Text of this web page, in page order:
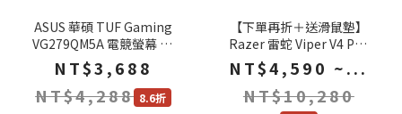
ASUS 華碩 TUF Gaming
VG279QM5A 電競螢幕 27
吋 240Hz FHD 0.3ms 內建
喇叭 電腦螢幕 遊戲螢幕
NT$3,688
NT$4,288 8.6折
【下單再折＋送滑鼠墊】
Razer 雷蛇 Viper V4 Pro
毒蝰 無線滑鼠 黑 白 四代
光學按鍵軸 全光學感測器
輕量滑鼠 遊戲滑鼠 電競滑
NT$4,590 ~...
NT$10,280